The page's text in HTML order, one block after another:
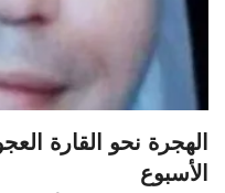
الهجرة نحو القارة
الأسبوع